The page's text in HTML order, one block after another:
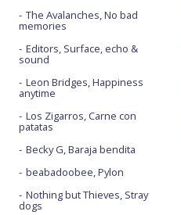
The Avalanches, No bad
memories
Editors, Surface, echo &
sound
Leon Bridges, Happiness
anytime
Los Zigarros, Carne con
patatas
Becky G, Baraja bendita
beabadoobee, Pylon
Nothing but Thieves, Stray
dogs